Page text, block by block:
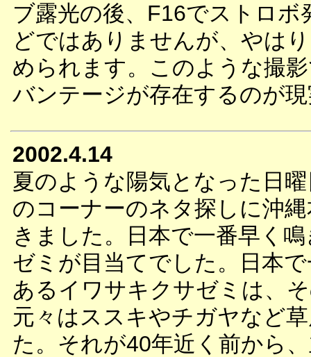
ブ露光の後、F16でストロ
どではありませんが、やは
められます。このような撮
バンテージが存在するのが
2002.4.14
夏のような陽気となった日
のコーナーのネタ探しに沖
きました。日本で一番早く
ゼミが目当てでした。日本
あるイワサキクサゼミは、
元々はススキやチガヤなど
た。それが40年近く前から